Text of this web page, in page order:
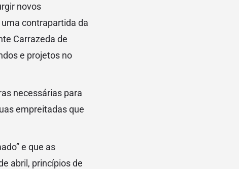
novos
contrapartida da
Carrazeda de
e projetos no
necessárias para
empreitadas que
e que as
abril, princípios de